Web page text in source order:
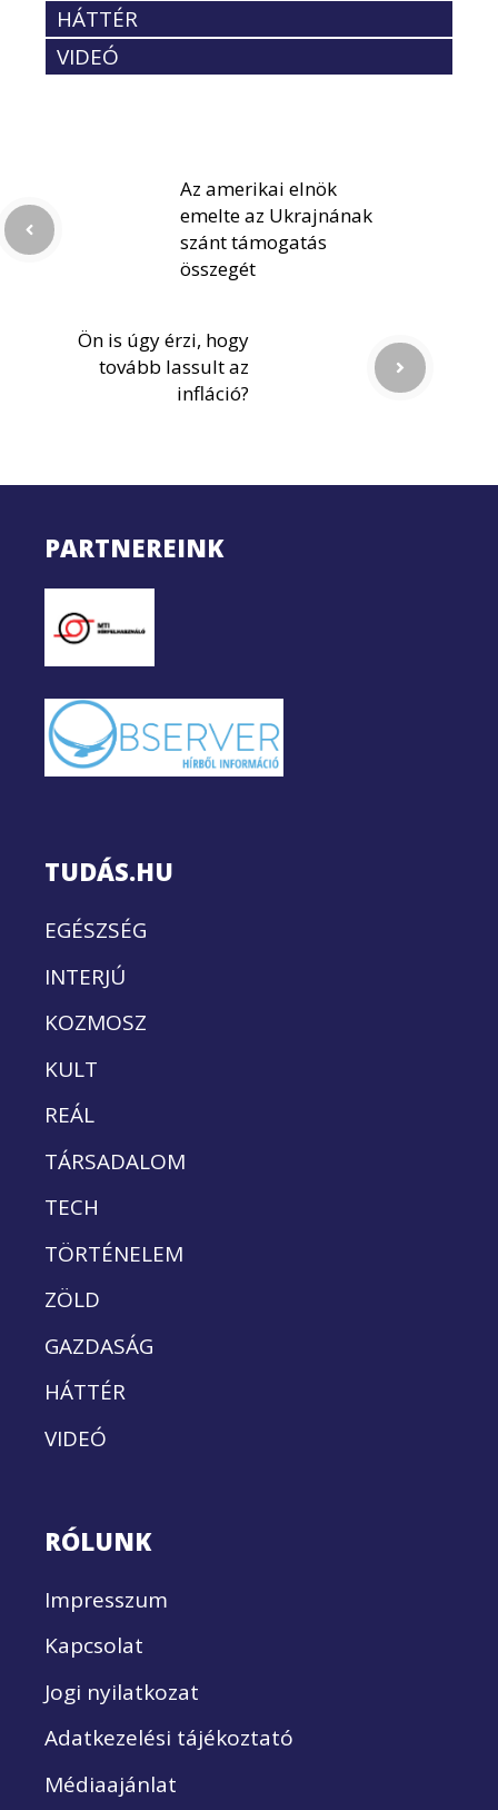
HÁTTÉR
VIDEÓ
Az amerikai elnök
emelte az Ukrajnának
szánt támogatás
összegét
Ön is úgy érzi, hogy
tovább lassult az
infláció?
PARTNEREINK
TUDÁS.HU
EGÉSZSÉG
INTERJÚ
KOZMOSZ
KULT
REÁL
TÁRSADALOM
TECH
TÖRTÉNELEM
ZÖLD
GAZDASÁG
HÁTTÉR
VIDEÓ
RÓLUNK
Impresszum
Kapcsolat
Jogi nyilatkozat
Adatkezelési tájékoztató
Médiaajánlat